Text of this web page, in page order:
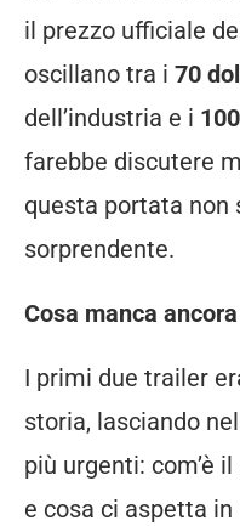
il prezzo ufficiale
oscillano tra i 70
dell’industria e i
farebbe discutere
questa portata non
sorprendente.
Cosa manca ancora
I primi due trailer
storia, lasciando
più urgenti: com’è
e cosa ci aspetta in